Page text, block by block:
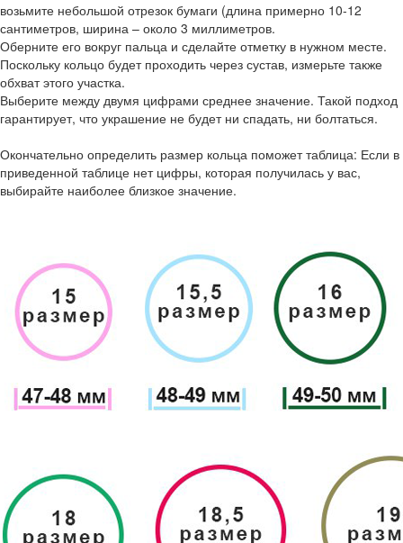
возьмите небольшой отрезок бумаги (длина примерно 10-12
сантиметров, ширина – около 3 миллиметров.
Оберните его вокруг пальца и сделайте отметку в нужном месте.
Поскольку кольцо будет проходить через сустав, измерьте также
обхват этого участка.
Выберите между двумя цифрами среднее значение. Такой подход
гарантирует, что украшение не будет ни спадать, ни болтаться.
Окончательно определить размер кольца поможет таблица: Если в
приведенной таблице нет цифры, которая получилась у вас,
выбирайте наиболее близкое значение.